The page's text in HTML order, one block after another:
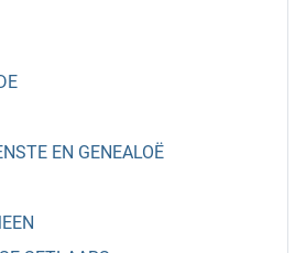
EN GENEALOË